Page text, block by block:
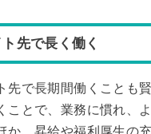
先で長く働く
先で長期間働くことも
ことで、業務に慣れ、
か、昇給や福利厚生の